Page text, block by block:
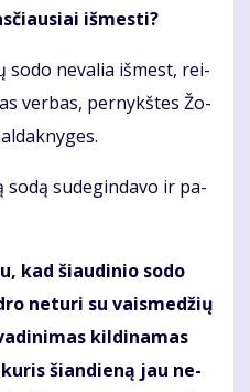
iš­mes­ti?
so­do ne­va­lia iš­mest, rei­
ver­bas, per­nykš­tes Žo­
so­dą su­de­gin­da­vo ir pa­
kad šiau­di­nio so­do
ne­tu­ri su vais­me­džių
kil­di­na­mas
šian­die­ną jau ne­